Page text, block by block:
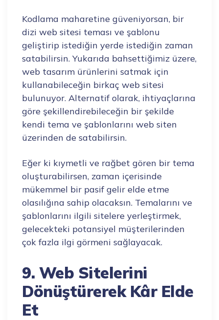
Kodlama maharetine güveniyorsan, bir
dizi web sitesi teması ve şablonu
geliştirip istediğin yerde istediğin zaman
satabilirsin. Yukarıda bahsettiğimiz üzere,
web tasarım ürünlerini satmak için
kullanabileceğin birkaç web sitesi
bulunuyor. Alternatif olarak, ihtiyaçlarına
göre şekillendirebileceğin bir şekilde
kendi tema ve şablonlarını web siten
üzerinden de satabilirsin.
Eğer ki kıymetli ve rağbet gören bir tema
oluşturabilirsen, zaman içerisinde
mükemmel bir pasif gelir elde etme
olasılığına sahip olacaksın. Temalarını ve
şablonlarını ilgili sitelere yerleştirmek,
gelecekteki potansiyel müşterilerinden
çok fazla ilgi görmeni sağlayacak.
9. Web Sitelerini
Dönüştürerek Kâr Elde
Et